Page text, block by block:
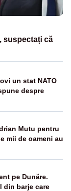
suspectați că
un stat NATO
despre
Mutu pentru
mii de oameni au
pe Dunăre.
din barje care